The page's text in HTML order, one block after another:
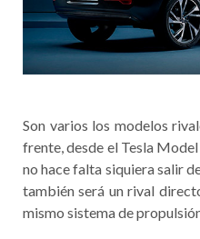
Son varios los modelos
frente, desde el Tesla
no hace falta siquiera salir
también será un rival
mismo sistema de